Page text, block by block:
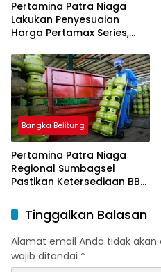
Pertamina Patra Niaga
Lakukan Penyesuaian
Harga Pertamax Series,
Subsidi Tetap
Bangka Belitung
Pertamina Patra Niaga
Regional Sumbagsel
Pastikan Ketersediaan BBM
Ramadan dan Menjelang
Idulfitri
Tinggalkan Balasan
Alamat email Anda tidak akan
wajib ditandai *